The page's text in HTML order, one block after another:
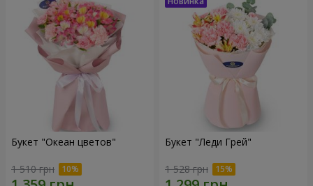
Букет "Океан цветов"
1 510 грн
Букет "Леди Грей"
1 528 грн